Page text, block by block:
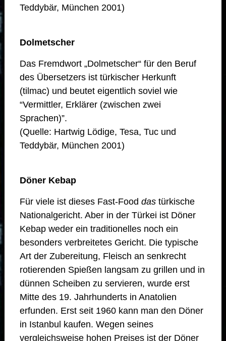
Teddybär, München 2001)
Dolmetscher
Das Fremdwort „Dolmetscher“ für den Beruf
des Übersetzers ist türkischer Herkunft
(tilmac) und beutet eigentlich soviel wie
“Vermittler, Erklärer (zwischen zwei
Sprachen)”.
(Quelle: Hartwig Lödige, Tesa, Tuc und
Teddybär, München 2001)
Döner Kebap
Für viele ist dieses Fast-Food dastürkische
Nationalgericht. Aber in der Türkei ist Döner
Kebap weder ein traditionelles noch ein
besonders verbreitetes Gericht. Die typische
Art der Zubereitung, Fleisch an senkrecht
rotierenden Spießen langsam zu grillen und in
dünnen Scheiben zu servieren, wurde erst
Mitte des 19. Jahrhunderts in Anatolien
erfunden. Erst seit 1960 kann man den Döner
in Istanbul kaufen. Wegen seines
vergleichsweise hohen Preises ist der Döner